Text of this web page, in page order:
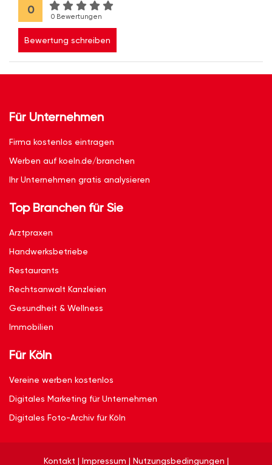
0
0 Bewertungen
Bewertung schreiben
Für Unternehmen
Firma kostenlos eintragen
Werben auf koeln.de/branchen
Ihr Unternehmen gratis analysieren
Top Branchen für Sie
Arztpraxen
Handwerksbetriebe
Restaurants
Rechtsanwalt Kanzleien
Gesundheit & Wellness
Immobilien
Für Köln
Vereine werben kostenlos
Digitales Marketing für Unternehmen
Digitales Foto-Archiv für Köln
Kontakt | Impressum | Nutzungsbedingungen |